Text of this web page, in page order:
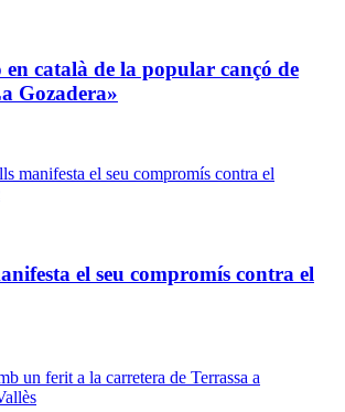
català de la popular cançó de
Gozadera»
el seu compromís contra el